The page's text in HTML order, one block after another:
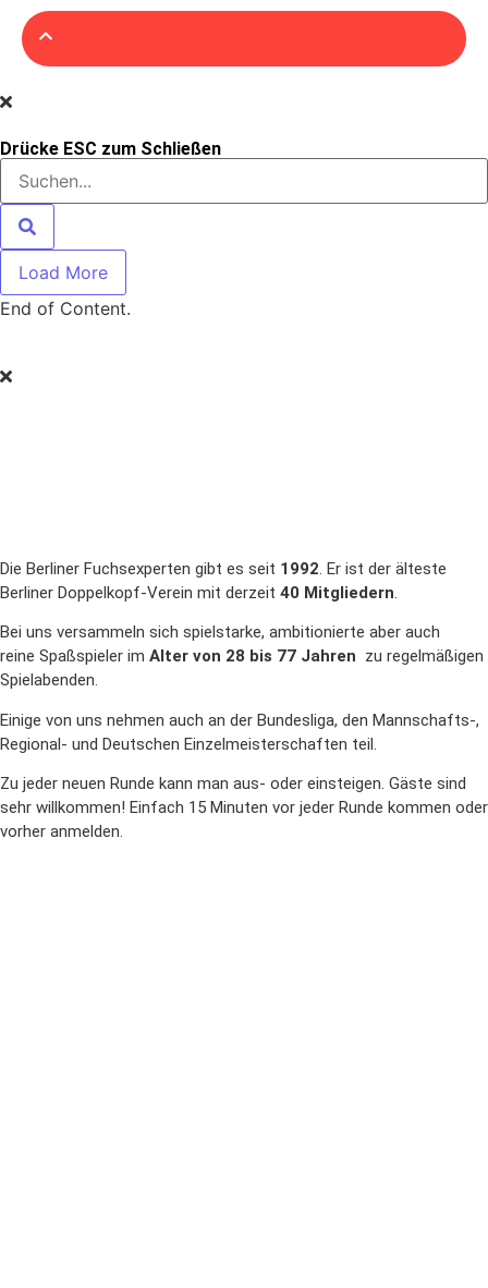
Drücke ESC zum Schließen
Load More
End of Content.
Die Berliner Fuchsexperten gibt es seit 1992. Er ist der älteste
Berliner Doppelkopf-Verein mit derzeit 40 Mitgliedern.
Bei uns versammeln sich spielstarke, ambitionierte aber auch
reine Spaßspieler im Alter von 28 bis 77 Jahren zu regelmäßigen
Spielabenden.
Einige von uns nehmen auch an der Bundesliga, den Mannschafts-,
Regional- und Deutschen Einzelmeisterschaften teil.
Zu jeder neuen Runde kann man aus- oder einsteigen. Gäste sind
sehr willkommen! Einfach 15 Minuten vor jeder Runde kommen oder
vorher anmelden.